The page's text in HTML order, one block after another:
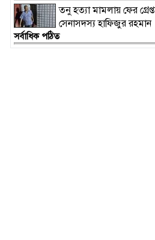
তনু হত্যা মামলায় ফের
সেনাসদস্য হাফিজুর রহমান
সর্বাধিক পঠিত